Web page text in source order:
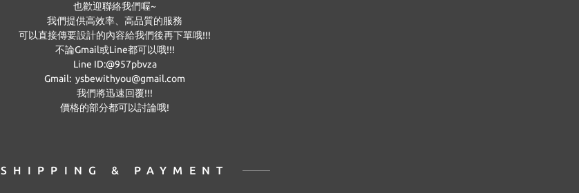
也歡迎聯絡我們喔~
我們提供高效率、高品質的服務
可以直接傳要設計的內容給我們後再下單哦!!!
不論Gmail或Line都可以哦!!!
Line ID:@957pbvza
Gmail: ysbewithyou@gmail.com
我們將迅速回覆!!!
價格的部分都可以討論哦!
SHIPPING & PAYMENT